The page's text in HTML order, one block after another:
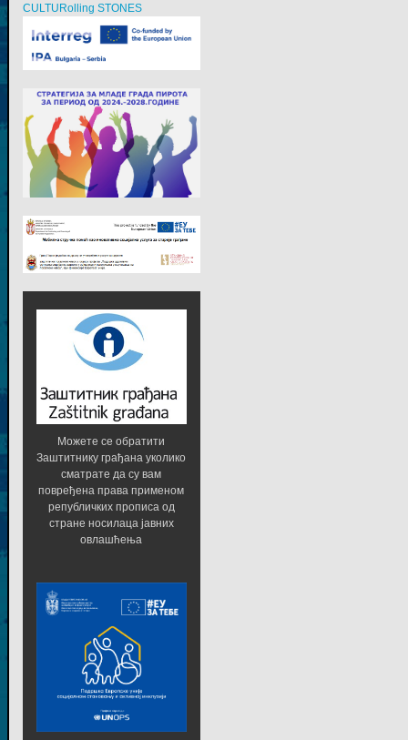
CULTURolling STONES
Можете се обратити
Заштитнику грађана уколико
сматрате да су вам
повређена права применом
републичких прописа од
стране носилаца јавних
овлашћења